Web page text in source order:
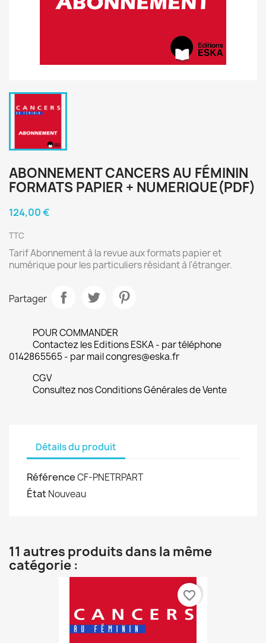
ABONNEMENT CANCERS AU FÉMININ
FORMATS PAPIER + NUMERIQUE(PDF)
124,00 €
TTC
Tarif Abonnement à la revue aux formats papier et
numérique pour les particuliers résidant à l'étranger.
Partager
POUR COMMANDER
Contactez les Editions ESKA - par téléphone
0142865565 - par mail congres@eska.fr
CGV
Consultez nos Conditions Générales de Vente
Détails du produit
RéférenceCF-PNETRPART
ÉtatNouveau
11 autres produits dans la même
catégorie :
favorite_border